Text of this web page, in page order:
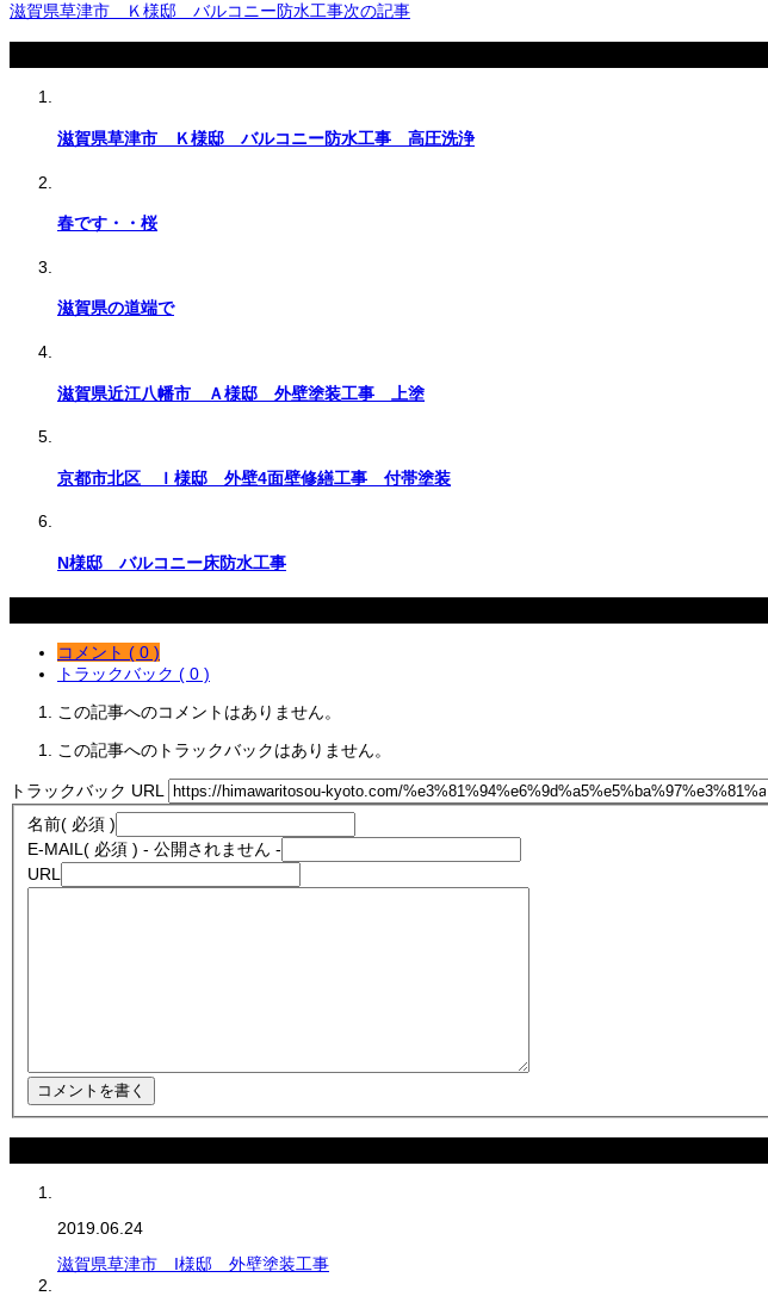
滋賀県草津市 Ｋ様邸 バルコニー防水工事次の記事
滋賀県草津市 Ｋ様邸 バルコニー防水工事 高圧洗浄
春です・・桜
滋賀県の道端で
滋賀県近江八幡市 Ａ様邸 外壁塗装工事 上塗
京都市北区 Ｉ様邸 外壁4面壁修繕工事 付帯塗装
N様邸 バルコニー床防水工事
コメント ( 0 )
トラックバック ( 0 )
この記事へのコメントはありません。
この記事へのトラックバックはありません。
トラックバック URL
名前( 必須 )
E-MAIL ( 必須 ) - 公開されません -
URL
2019.06.24
滋賀県草津市 I様邸 外壁塗装工事